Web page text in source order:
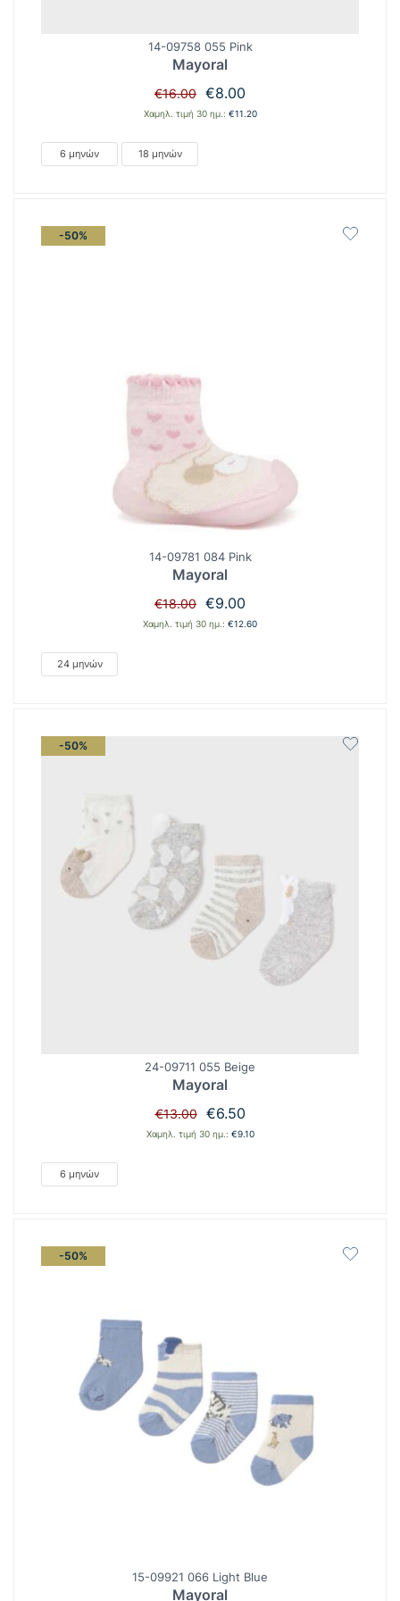
14-09758 055 Pink
Mayoral
€16.00 Original
price
€8.00
τρέχουσα
Χαμηλ. τιμή 30 ημ.: €11.20
6 μηνών 18 μηνών
-50%
14-09781 084 Pink
Mayoral
€18.00 Original
price
€9.00
τρέχουσα
Χαμηλ. τιμή 30 ημ.: €12.60
24 μηνών
-50%
24-09711 055 Beige
Mayoral
€13.00
Original
price
€6.50Η
τρέχουσα
Χαμηλ. τιμή 30 ημ.: €9.10
6 μηνών
-50%
15-09921 066 Light Blue
Mayoral